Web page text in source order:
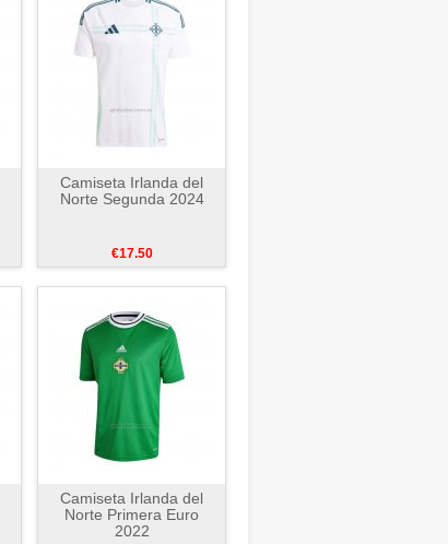
Camiseta Irlanda del
Norte Segunda 2024
€17.50
Camiseta Irlanda del
Norte Primera Euro
2022